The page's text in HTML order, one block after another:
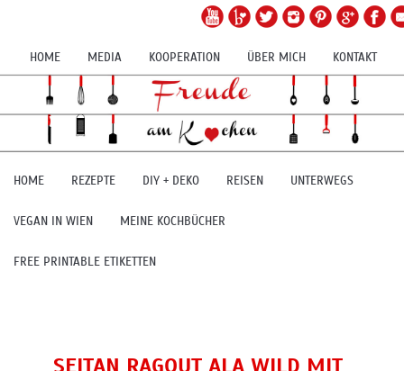
HOME MEDIA KOOPERATION ÜBER MICH KONTAKT
HOME REZEPTE DIY + DEKO REISEN UNTERWEGS
VEGAN IN WIEN MEINE KOCHBÜCHER
FREE PRINTABLE ETIKETTEN